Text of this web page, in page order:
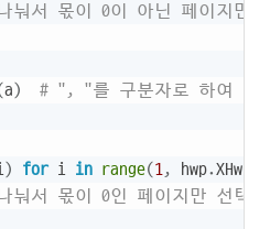
눠서 몫이 0이 아닌 페이지만
a)
# ", "를 구분자로 하여 리
) for i in range(1, hwp.
눠서 몫이 0인 페이지만 선택